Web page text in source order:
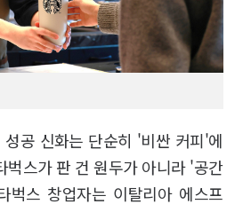
공 신화는 단순히 '비싼 커피'에
벅스가 판 건 원두가 아니라 '공간
벅스 창업자는 이탈리아 에스프